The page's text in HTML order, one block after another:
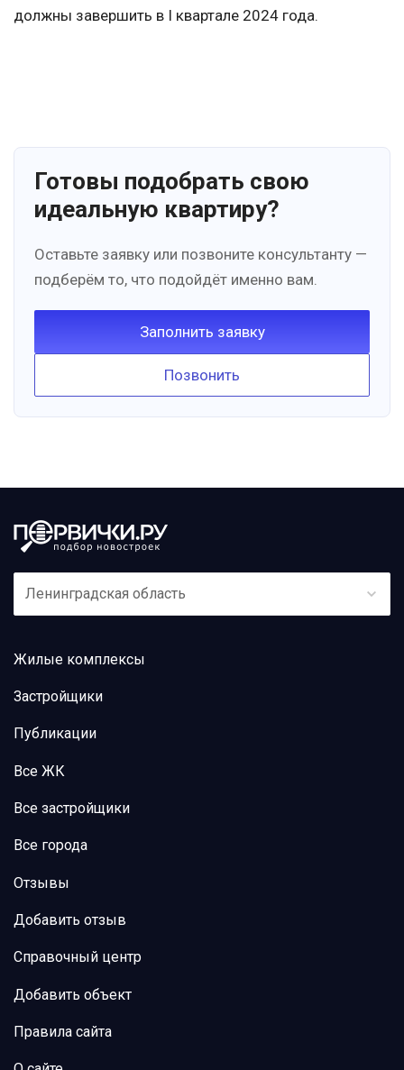
должны завершить в I квартале 2024 года.
Готовы подобрать свою
идеальную квартиру?
Оставьте заявку или позвоните консультанту —
подберём то, что подойдёт именно вам.
Заполнить заявку
Позвонить
Ленинградская область
Жилые комплексы
Застройщики
Публикации
Все ЖК
Все застройщики
Все города
Отзывы
Добавить отзыв
Справочный центр
Добавить объект
Правила сайта